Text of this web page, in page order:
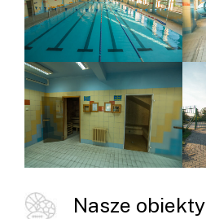
Nasze obiekty